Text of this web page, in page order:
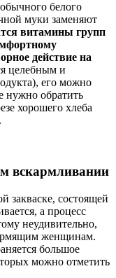
белого
муки заменяют
витамины групп
действие на
целебным и
его можно
обратить
хорошего хлеба
вскармливании
закваске, состоящей
а процесс
неудивительно,
женщинам.
большое
можно отметить